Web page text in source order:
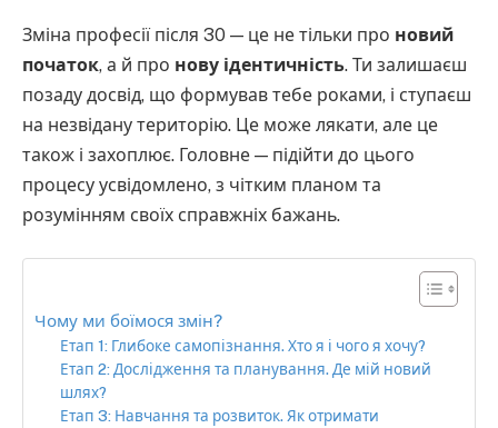
Зміна професії після 30 — це не тільки про новий
початок, а й про нову ідентичність. Ти залишаєш
позаду досвід, що формував тебе роками, і ступаєш
на незвідану територію. Це може лякати, але це
також і захоплює. Головне — підійти до цього
процесу усвідомлено, з чітким планом та
розумінням своїх справжніх бажань.
Чому ми боїмося змін?
Етап 1: Глибоке самопізнання. Хто я і чого я хочу?
Етап 2: Дослідження та планування. Де мій новий
шлях?
Етап 3: Навчання та розвиток. Як отримати